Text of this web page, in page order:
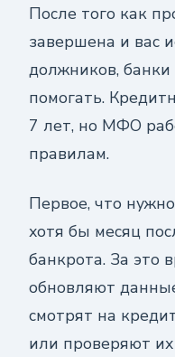
После того как
завершена и вас
должников,
помогать.
7 лет, но МФО
правилам.
Первое, что
хотя бы месяц
банкрота. За это
обновляют
смотрят на
или проверяют их